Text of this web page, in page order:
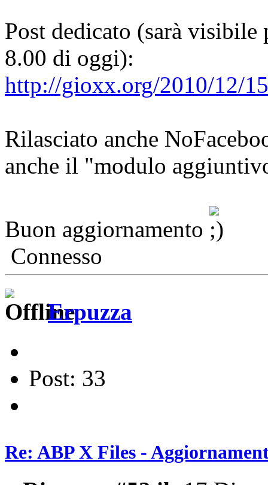
Post dedicato (sarà
8.00 di oggi):
http://gioxx.org/2010/12/
Rilasciato anche
anche il "modulo
Buon aggiornamento
Connesso
Erpuzza
Post: 33
Re: ABP X Files -